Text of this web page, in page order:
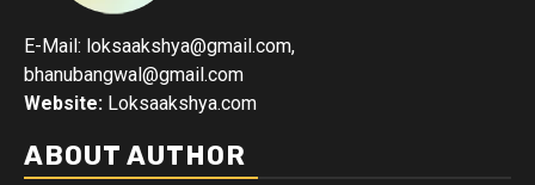
E-Mail: loksaakshya@gmail.com,
bhanubangwal@gmail.com
Website: Loksaakshya.com
ABOUT AUTHOR